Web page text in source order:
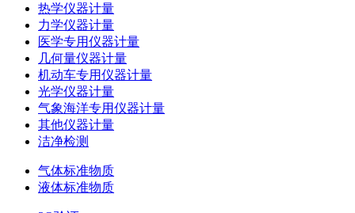
热学仪器计量
力学仪器计量
医学专用仪器计量
几何量仪器计量
机动车专用仪器计量
光学仪器计量
气象海洋专用仪器计量
其他仪器计量
洁净检测
气体标准物质
液体标准物质